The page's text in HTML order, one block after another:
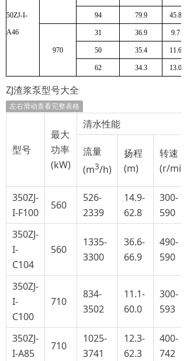
50ZJ-I-
A46
94 79.9 45.8
970
31 36.9 9.7
50 35.4 11.6
62 34.3 13.0
ZJ渣浆泵型号大全
左右滑动查看完整表格
型号
最大
功率
(kW)
清水性能
流量
(m3/h)
扬程
(m)
转速
(r/min)
350ZJ-
I-F100
560
526-
2339
14.9-
62.8
300-
590
350ZJ-
I-
C104
560
1335-
3300
36.6-
66.9
490-
590
350ZJ-
I-
C100
710
834-
3502
11.1-
60.0
300-
593
350ZJ-
I-A85
710
1025-
3741
12.3-
62.3
400-
742